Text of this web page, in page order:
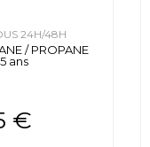
24H/48H
/ PROPANE
ans
€